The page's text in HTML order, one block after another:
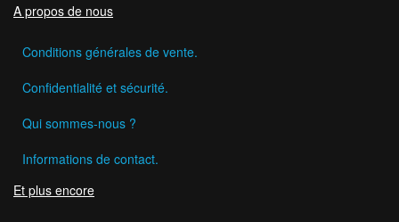
A propos de nous
Conditions générales de vente.
Confidentialité et sécurité.
Qui sommes-nous ?
Informations de contact.
Et plus encore